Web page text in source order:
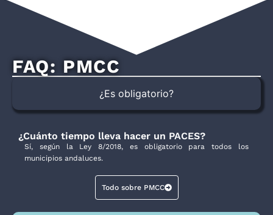
FAQ: PMCC
¿Es obligatorio?
¿Cuánto tiempo lleva hacer un PACES?
Sí, según la Ley 8/2018, es obligatorio para todos los
municipios andaluces.
Todo sobre PMCC